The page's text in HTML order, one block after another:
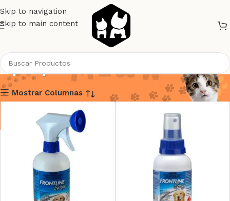
Skip to navigation
Skip to main content
Spray
Mostrar Columnas